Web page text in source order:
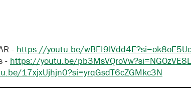
- https://youtu.be/
- https://youtu.be/
17xjxUjhjn0?si=yrqGsdT6cZGMkc3N